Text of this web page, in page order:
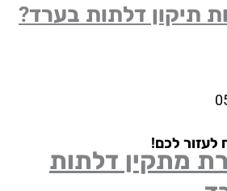
דלתות בערד?
מתקין דלתות